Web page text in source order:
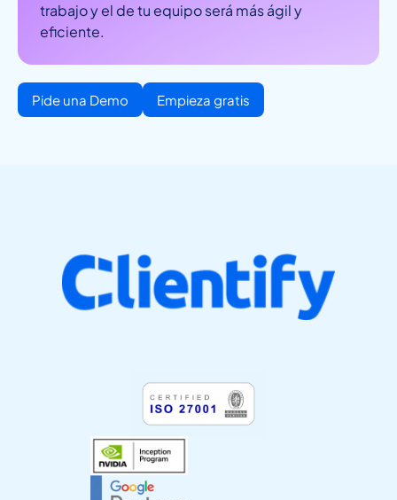
trabajo y el de tu equipo será más ágil y
eficiente.
Pide una Demo Empieza gratis